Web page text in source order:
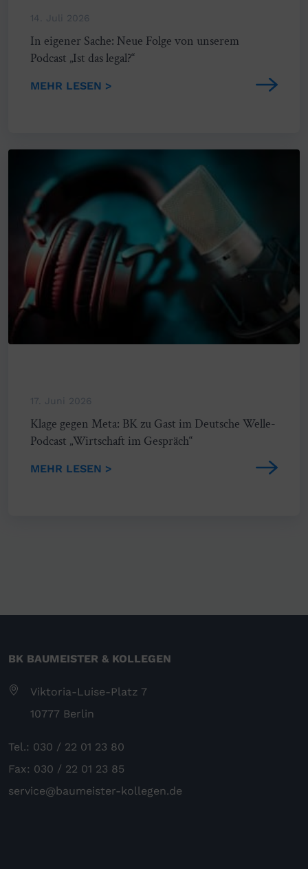
14. Juli 2026
In eigener Sache: Neue Folge von unserem
Podcast „Ist das legal?“
MEHR LESEN >
17. Juni 2026
Klage gegen Meta: BK zu Gast im Deutsche Welle-
Podcast „Wirtschaft im Gespräch“
MEHR LESEN >
BK BAUMEISTER & KOLLEGEN
Viktoria-Luise-Platz 7
10777 Berlin
Tel.: 030 / 22 01 23 80
Fax: 030 / 22 01 23 85
service@baumeister-kollegen.de